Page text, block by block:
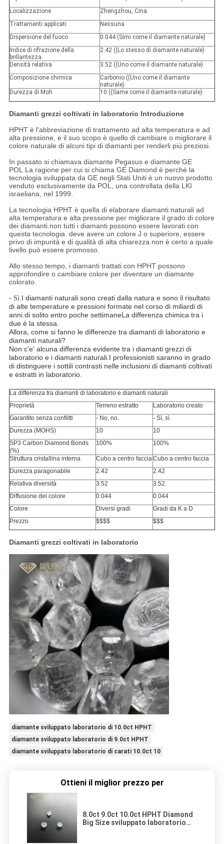
Localizzazione
Zhengzhou, Cina
Trattamenti applicati
Nessuna
Dispersione del fuoco
0.044 (Simi come il diamante naturale)
Indice di rifrazione della
brillantezza
2.42 ((Lo stesso di diamante naturale)
Densità relativa
3.52 ((Uno come il diamante naturale)
Composizione chimica
Carbonio ((Uno come il diamante
naturale)
Durezza di Moh
10 ((Same come il diamante naturale)
Diamanti grezzi coltivati in laboratorio Introduzione
HPHT è l'abbreviazione di trattamento ad alta temperatura e ad
alta pressione, e il suo scopo è quello di cambiare o migliorare il
colore naturale di alcuni tipi di diamanti per renderli più preziosi.
In passato si chiamava diamante Pegasus e diamante GE
POL.La ragione per cui si chiama GE Diamond è perché la
tecnologia sviluppata da GE negli Stati Uniti è un nuovo prodotto
venduto esclusivamente da POL, una controllata della LKI
israeliana, nel 1999.
La tecnologia HPHT è quella di elaborare diamanti naturali ad
alta temperatura e alta pressione per migliorare il grado di colore
dei diamanti.non tutti i diamanti possono essere lavorati con
questa tecnologia. deve avere un colore J o superiore, essere
privo di impurità e di qualità di alta chiarezza.non è certo a quale
livello può essere promosso.
Allo stesso tempo, i diamanti trattati con HPHT possono
approfondire o cambiare colore per diventare un diamante
colorato.
- Sì.I diamanti naturali sono creati dalla natura e sono il risultato
di alte temperature e pressioni formate nel corso di miliardi di
anni.di solito entro poche settimaneLa differenza chimica tra i
due è la stessa.
Allora, come si fanno le differenze tra diamanti di laboratorio e
diamanti naturali?
Non c'e' alcuna differenza evidente tra i diamanti grezzi di
laboratorio e i diamanti naturali.I professionisti saranno in grado
di distinguere i sottili contrasti nelle inclusioni di diamanti coltivati
e estratti in laboratorio.
La differenza tra diamanti di laboratorio e diamanti naturali
Proprietà
Terreno estratto
Laboratorio creato
Garantito senza conflitti
- No, no.
- Sì, sì.
Durezza (MOHS)
10
10
SP3 Carbon Diamond Bonds
(%)
100% 100%
Struttura cristallina interna Cubo a centro facciaCubo a centro faccia
Durezza paragonabile
2.42
2.42
Relativa diversità
3.52
3.52
Diffusione del colore
0.044
0.044
Colore
Diversi gradi
Gradi da K a D
Prezzo
$$$$ $$$
Diamanti grezzi coltivati in laboratorio
diamante sviluppato laboratorio di 10.0ct HPHT
diamante sviluppato laboratorio di 9.0ct HPHT
diamante sviluppato laboratorio di carati 10.0ct 10
Ottieni il miglior prezzo per
8.0ct 9.0ct 10.0ct HPHT Diamond
Big Size sviluppato laboratorio